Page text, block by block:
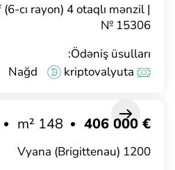
cı rayon) 4 otaqlı mənzil |
№ 15306
Ödəniş üsulları:
Nağd
kriptovalyuta
€ 406 000
148 m²
1200 Vyana (Brigittenau)